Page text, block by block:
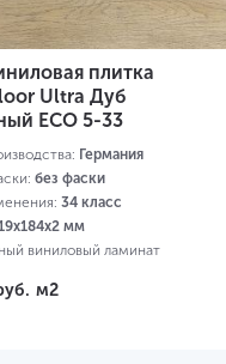
плитка
Ultra Дуб
ЕСО 5-33
Германия
без фаски
34 класс
мм
виниловый ламинат
м2